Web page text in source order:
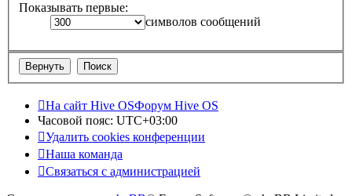
Показывать первые:
символов сообщений
На сайт Hive OSФорум Hive OS
Часовой пояс: UTC+03:00
Удалить cookies конференции
Наша команда
Связаться с администрацией